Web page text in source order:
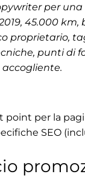
per
45.000
proprietario,
punti di
point per la
SEO